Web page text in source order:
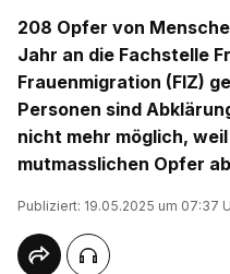
208 Opfer von
Jahr an die Fachstelle
Frauenmigration (FIZ)
Personen sind
nicht mehr möglich,
mutmasslichen Opfer
Publiziert: 19.05.2025 um 07:37